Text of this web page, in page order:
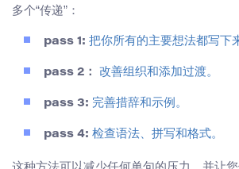
多个“传递”：
pass 1: 把你所有的主要想法都写下
pass 2： 改善组织和添加过渡。
pass 3: 完善措辞和示例。
pass 4: 检查语法、拼写和格式。
这种方法可以减少任何单句的压力，并让